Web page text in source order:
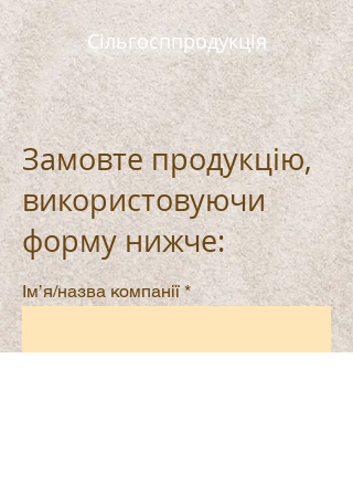
Сільгосппродукція
Замовте продукцію,
використовуючи
форму нижче:
Ім’я/назва компанії